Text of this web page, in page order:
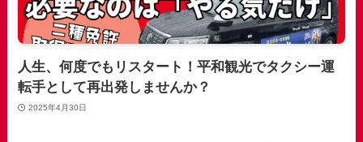
人生、何度でもリスタート！平和観光でタクシー運
転手として再出発しませんか？
2025年4月30日